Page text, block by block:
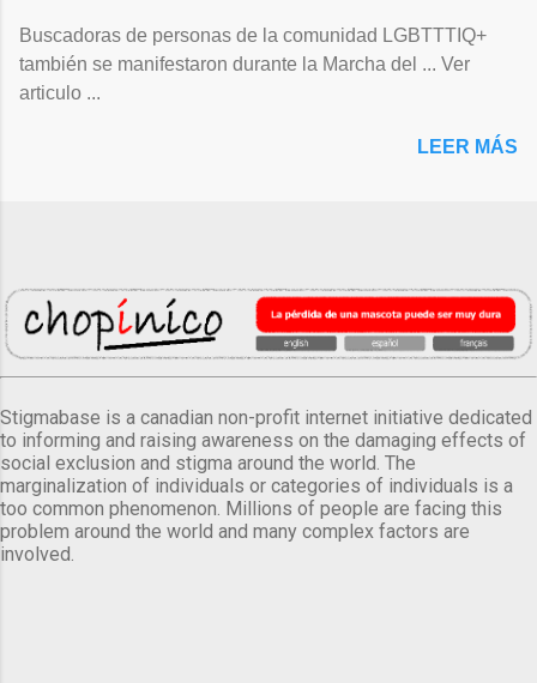
Buscadoras de personas de la comunidad LGBTTTIQ+
también se manifestaron durante la Marcha del ... Ver
articulo ...
LEER MÁS
Stigmabase is a canadian non-profit internet initiative dedicated
to informing and raising awareness on the damaging effects of
social exclusion and stigma around the world. The
marginalization of individuals or categories of individuals is a
too common phenomenon. Millions of people are facing this
problem around the world and many complex factors are
involved.